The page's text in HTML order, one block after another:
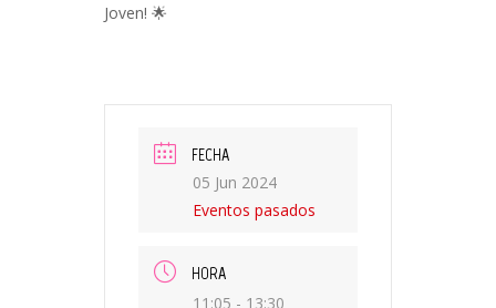
Joven! 🌟
FECHA
05 Jun 2024
Eventos pasados
HORA
11:05 - 13:30